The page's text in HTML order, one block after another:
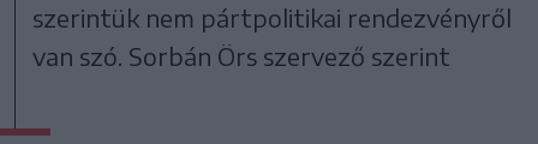
szerintük nem pártpolitikai rendezvényről
van szó. Sorbán Örs szervező szerint